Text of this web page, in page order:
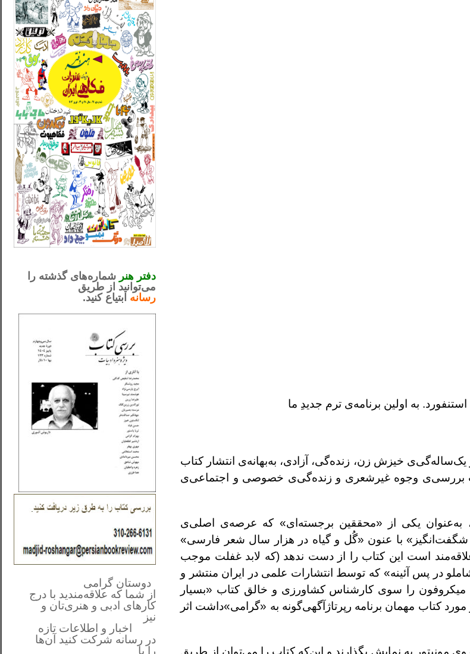
به اولین برنامه‌ی ترم جدیدِ ما
یک‌ساله‌گی‌ی خیزش زن، زنده‌گی، آزادی، به‌بهانه‌ی انتشار کتاب
بررسی‌ی وجوه غیرشعری و زنده‌گی‌ی خصوصی و اجتماعی‌ی
به‌عنوان یکی از «محققین برجسته‌‌ای» که عرصه‌ی اصلی‌ی
با عنون «گُل و گیاه در هزار سال شعر فارسی»
است این کتاب را از دست ندهد (که لابد غفلت موجب
در پس آئینه» که توسط انتشارات علمی در ایران منتشر و
را سوی کارشناس کشاورزی و خالق کتاب «بسیار‌
کتاب مهمان برنامه رپرتاژ‌آگهی‌گونه به «گرامی‌»‌داشت اثر
مونیتور به ‌نمایش بگذارند و این‌که کتاب را می‌توان از طریق
دفتر هنر شماره‌های گذشته را
می‌توانید از طریق
رسانه ابتیاع کنید.
دوستان گرامی
از شما که علاقه‌مندید با درج
کارهای‌ ادبی و هنری‌تان و
نیز
اخبار و اطلاعات تازه
در رسانه شرکت کنید آن‌ها
را با